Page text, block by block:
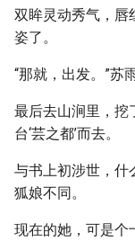
双眸灵动秀气，唇
姿了。
“那就，出发。”苏
最后去山涧里，挖
台‘芸之都’而去。
与书上初涉世，什
狐娘不同。
现在的她，可是个